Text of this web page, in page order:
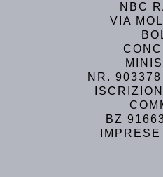
NBC
VIA
NR.
BZ